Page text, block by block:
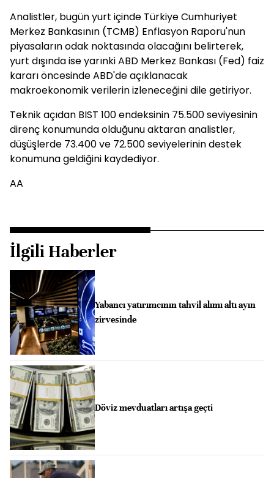
Analistler, bugün yurt içinde Türkiye Cumhuriyet
Merkez Bankasının (TCMB) Enflasyon Raporu'nun
piyasaların odak noktasında olacağını belirterek,
yurt dışında ise yarınki ABD Merkez Bankası (Fed) faiz
kararı öncesinde ABD'de açıklanacak
makroekonomik verilerin izleneceğini dile getiriyor.
Teknik açıdan BIST 100 endeksinin 75.500 seviyesinin
direnç konumunda olduğunu aktaran analistler,
düşüşlerde 73.400 ve 72.500 seviyelerinin destek
konumuna geldiğini kaydediyor.
AA
İlgili Haberler
Yabancı yatırımcının tahvil alımı altı ayın
zirvesinde
Döviz mevduatları artışa geçti